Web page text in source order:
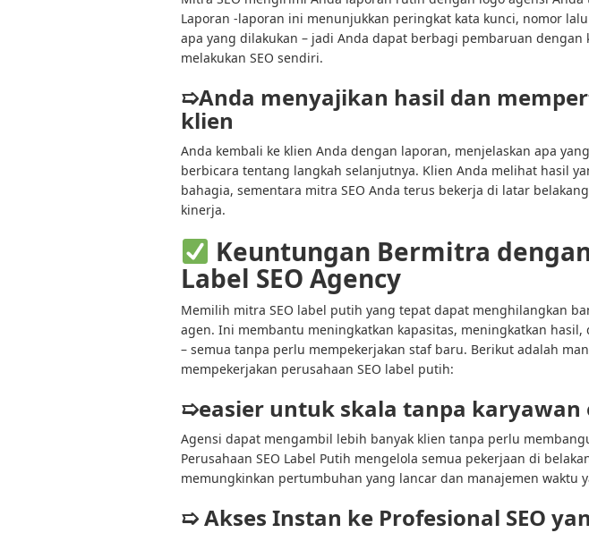
Laporan -laporan ini menunjukkan peringkat kata kunci, nomor
apa yang dilakukan – jadi Anda dapat berbagi pembaruan dengan
melakukan SEO sendiri.
➯Anda menyajikan hasil dan
klien
Anda kembali ke klien Anda dengan laporan, menjelaskan apa
berbicara tentang langkah selanjutnya. Klien Anda melihat hasil
bahagia, sementara mitra SEO Anda terus bekerja di latar
kinerja.
Keuntungan Bermitra
Label SEO Agency
Memilih mitra SEO label putih yang tepat dapat menghilangkan
agen. Ini membantu meningkatkan kapasitas, meningkatkan
– semua tanpa perlu mempekerjakan staf baru. Berikut adalah
mempekerjakan perusahaan SEO label putih:
➯easier untuk skala tanpa karyawan
Agensi dapat mengambil lebih banyak klien tanpa perlu
Perusahaan SEO Label Putih mengelola semua pekerjaan di
memungkinkan pertumbuhan yang lancar dan manajemen waktu
➯ Akses Instan ke Profesional SEO